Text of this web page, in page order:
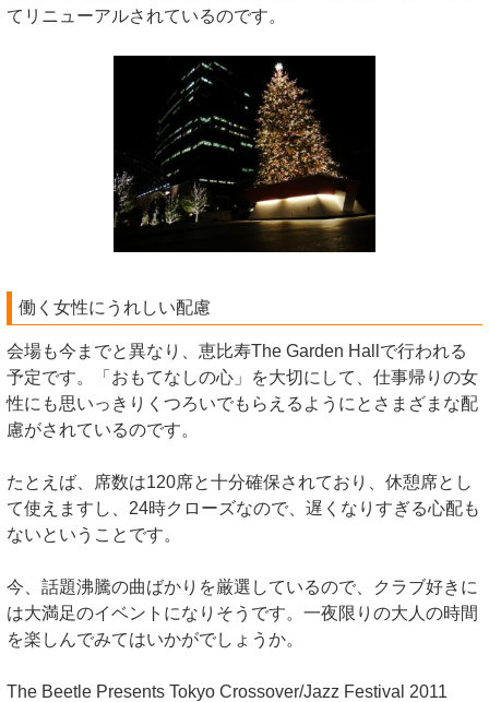
てリニューアルされているのです。
働く女性にうれしい配慮
会場も今までと異なり、恵比寿The Garden Hallで行われる
予定です。「おもてなしの心」を大切にして、仕事帰りの女
性にも思いっきりくつろいでもらえるようにとさまざまな配
慮がされているのです。
たとえば、席数は120席と十分確保されており、休憩席とし
て使えますし、24時クローズなので、遅くなりすぎる心配も
ないということです。
今、話題沸騰の曲ばかりを厳選しているので、クラブ好きに
は大満足のイベントになりそうです。一夜限りの大人の時間
を楽しんでみてはいかがでしょうか。
The Beetle Presents Tokyo Crossover/Jazz Festival 2011